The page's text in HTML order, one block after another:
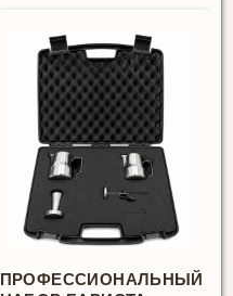
ПРОФЕССИОНАЛЬНЫЙ